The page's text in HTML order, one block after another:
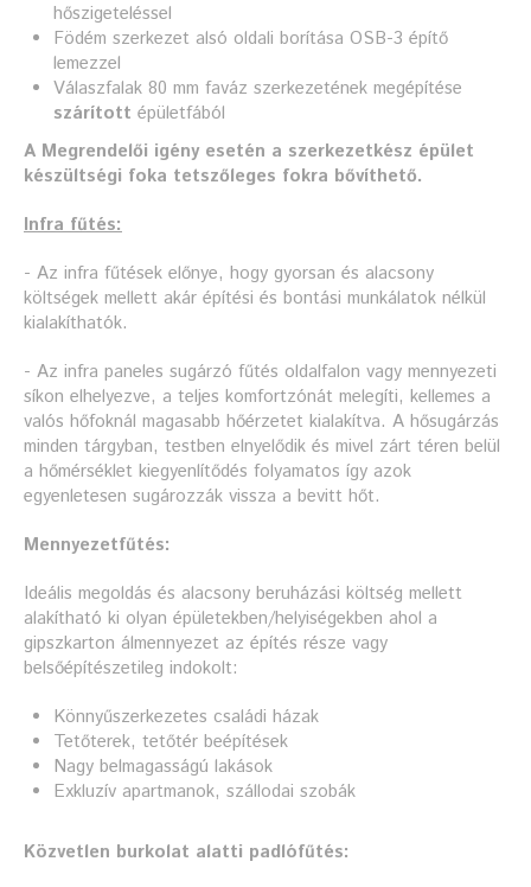
hőszigeteléssel
Födém szerkezet alsó oldali borítása OSB-3 építő
lemezzel
Válaszfalak 80 mm faváz szerkezetének megépítése
szárított épületfából
A Megrendelői igény esetén a szerkezetkész épület
készültségi foka tetszőleges fokra bővíthető.
Infra fűtés:
- Az infra fűtések előnye, hogy gyorsan és alacsony
költségek mellett akár építési és bontási munkálatok nélkül
kialakíthatók.
- Az infra paneles sugárzó fűtés oldalfalon vagy mennyezeti
síkon elhelyezve, a teljes komfortzónát melegíti, kellemes a
valós hőfoknál magasabb hőérzetet kialakítva. A hősugárzás
minden tárgyban, testben elnyelődik és mivel zárt téren belül
a hőmérséklet kiegyenlítődés folyamatos így azok
egyenletesen sugározzák vissza a bevitt hőt.
Mennyezetfűtés:
Ideális megoldás és alacsony beruházási költség mellett
alakítható ki olyan épületekben/helyiségekben ahol a
gipszkarton álmennyezet az építés része vagy
belsőépítészetileg indokolt:
Könnyűszerkezetes családi házak
Tetőterek, tetőtér beépítések
Nagy belmagasságú lakások
Exkluzív apartmanok, szállodai szobák
Közvetlen burkolat alatti padlófűtés: